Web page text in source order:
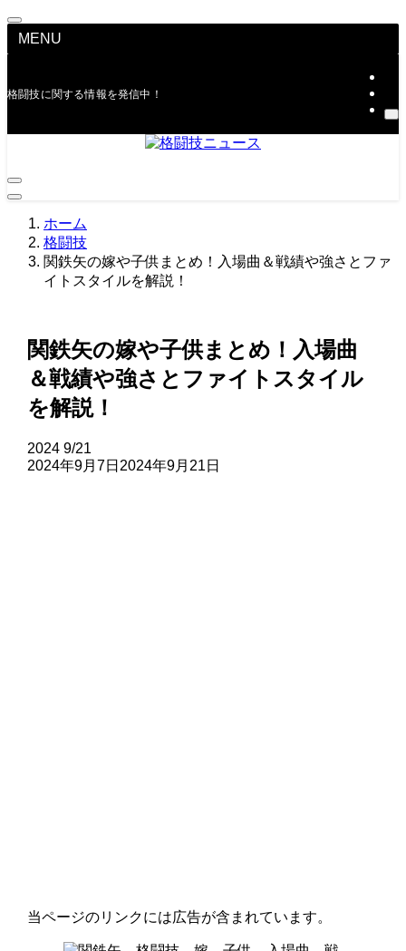
MENU
格闘技に関する情報を発信中！
ホーム
格闘技
関鉄矢の嫁や子供まとめ！入場曲＆戦績や強さとファ
イトスタイルを解説！
関鉄矢の嫁や子供まとめ！入場曲
＆戦績や強さとファイトスタイル
を解説！
2024 9/21
2024年9月7日 2024年9月21日
当ページのリンクには広告が含まれています。